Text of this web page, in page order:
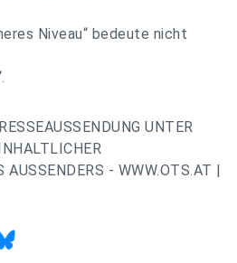
Niveau“ bedeute nicht
UNTER
AUSSENDERS - WWW.OTS.AT |